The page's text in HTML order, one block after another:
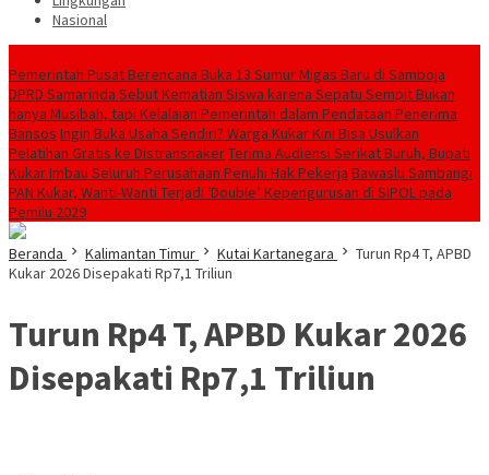
Nasional
Pemerintah Pusat Berencana Buka 13 Sumur Migas Baru di Samboja
DPRD Samarinda Sebut Kematian Siswa karena Sepatu Sempit Bukan
hanya Musibah, tapi Kelalaian Pemerintah dalam Pendataan Penerima
Bansos Ingin Buka Usaha Sendiri? Warga Kukar Kini Bisa Usulkan
Pelatihan Gratis ke DistransnakerTerima Audiensi Serikat Buruh, Bupati
Kukar Imbau Seluruh Perusahaan Penuhi Hak Pekerja Bawaslu Sambangi
PAN Kukar, Wanti-Wanti Terjadi ‘Double’ Kepengurusan di SIPOL pada
Pemilu 2029
Beranda Kalimantan Timur Kutai Kartanegara
Turun Rp4 T, APBD
Kukar 2026 Disepakati Rp7,1 Triliun
Turun Rp4 T, APBD Kukar 2026
Disepakati Rp7,1 Triliun